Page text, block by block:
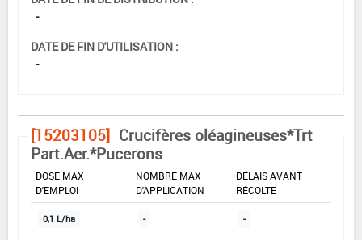
-
DATE DE FIN D'UTILISATION :
-
[15203105] Crucifères oléagineuses*Trt
Part.Aer.*Pucerons
DOSE MAX
D'EMPLOI
NOMBRE MAX
D'APPLICATION
DÉLAIS AVANT
RÉCOLTE
0,1 L/ha - -